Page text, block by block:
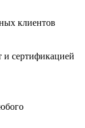
клиентов
и сертификацией